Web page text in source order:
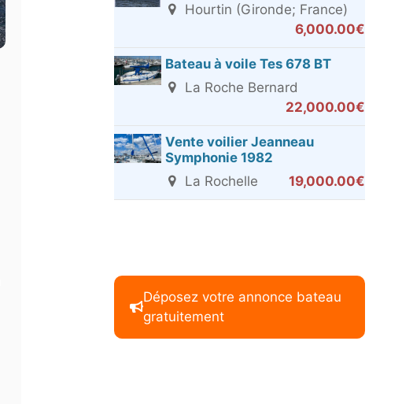
Hourtin (Gironde; France)
6,000.00€
Bateau à voile Tes 678 BT
La Roche Bernard
22,000.00€
Vente voilier Jeanneau
Symphonie 1982
La Rochelle
19,000.00€
Déposez votre annonce bateau
gratuitement